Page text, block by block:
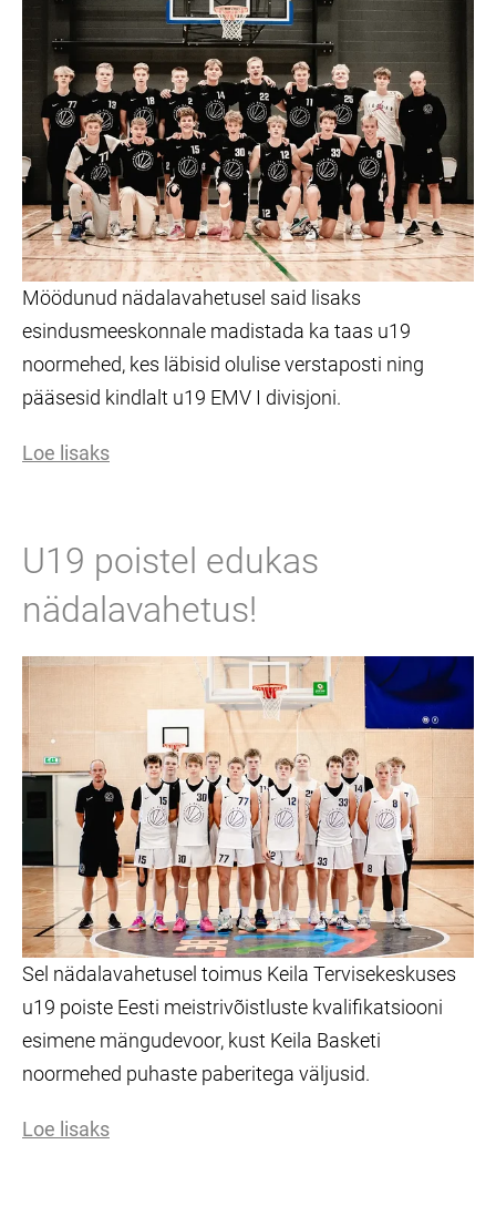
Möödunud nädalavahetusel said lisaks
esindusmeeskonnale madistada ka taas u19
noormehed, kes läbisid olulise verstaposti ning
pääsesid kindlalt u19 EMV I divisjoni.
Loe lisaks
U19 poistel edukas
nädalavahetus!
Sel nädalavahetusel toimus Keila Tervisekeskuses
u19 poiste Eesti meistrivõistluste kvalifikatsiooni
esimene mängudevoor, kust Keila Basketi
noormehed puhaste paberitega väljusid.
Loe lisaks